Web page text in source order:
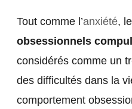
Tout comme l’anxiété,
obsessionnels
considérés comme un
des difficultés dans la
comportement